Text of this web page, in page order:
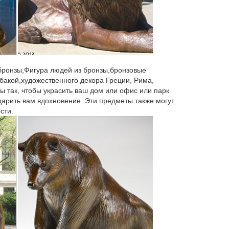
могут быть в виде брелока, статуэтки или
в Екатеринбурге оптом можно в нашем
| оптовой цене можно в нашем интернет –
из натуральных поделочных камней 3.
350мл Собака-символ 2018года "Радости
людей из бронзы,бронзовые
декора Греции, Рима,
так, чтобы украсить ваш дом или офис или парк
вам вдохновение. Эти предметы также могут